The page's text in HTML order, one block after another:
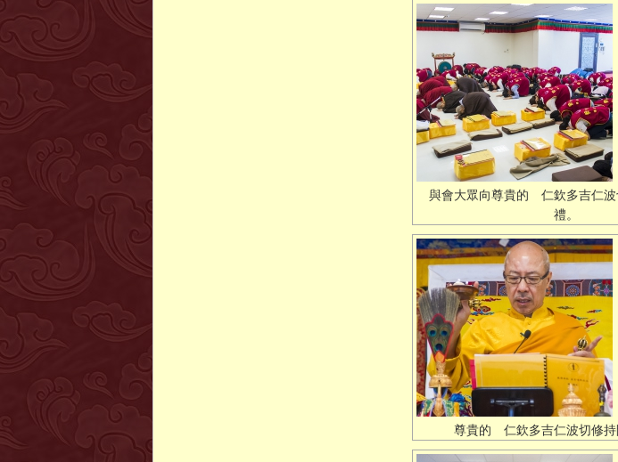
與會大眾向尊貴的 仁欽多吉仁波
禮。
尊貴的 仁欽多吉仁波切修持